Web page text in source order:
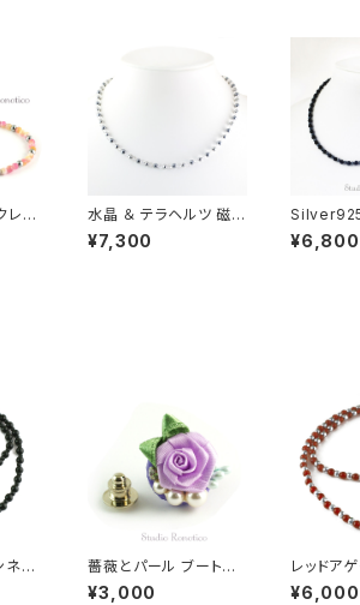
レス
水晶 ＆ テラヘルツ 磁気
ネックレス Silver925
マグネットクラスプ 女性
¥7,300
Silver925
ットのブラ
おしゃれ
¥6,800
ネッ
薔薇とパール ブートニ
エール ラペルピン スー
¥3,000
レッドア
磁気ネッ
¥6,000